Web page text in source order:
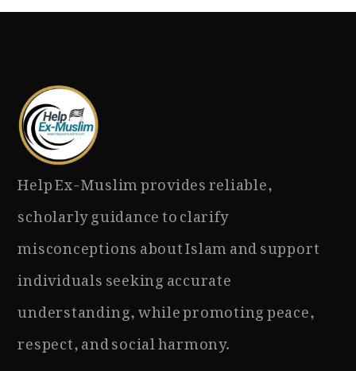
Help Ex-Muslim provides reliable,
scholarly guidance to clarify
misconceptions about Islam and support
individuals seeking accurate
understanding, while promoting peace,
respect, and social harmony.